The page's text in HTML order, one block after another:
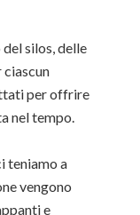
silos, delle
per offrire
nel tempo.
teniamo a
vengono
e